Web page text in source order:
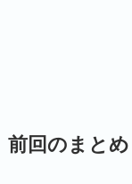
前回のまとめ